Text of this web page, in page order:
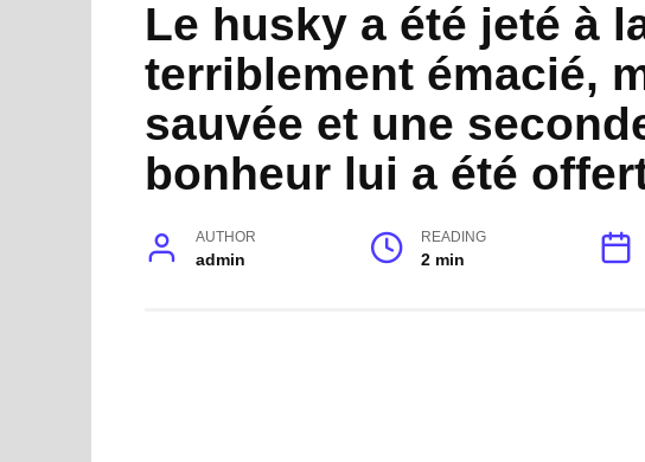
Le husky a été jeté à
terriblement émacié,
sauvée et une
bonheur lui a été
AUTHOR
admin
READING
2 min